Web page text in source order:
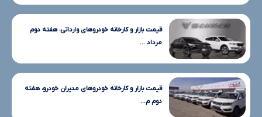
قیمت بازار و کارخانه خودروهای وارداتی، هفته دوم
مرداد ...
قیمت بازار و کارخانه خودروهای مدیران خودرو، هفته
دوم م...